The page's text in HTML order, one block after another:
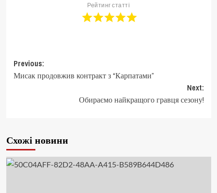
Рейтинг статті
Post
navigation
Previous:
Мисак продовжив контракт з “Карпатами”
Next:
Обираємо найкращого гравця сезону!
Схожі новини